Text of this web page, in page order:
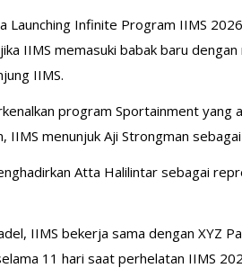
Launching Infinite Program IIMS
IIMS memasuki babak baru
IIMS.
program Sportainment
IIMS menunjuk Aji Strongman
Atta Halilintar sebagai
IIMS bekerja sama dengan XYZ
11 hari saat perhelatan IIMS